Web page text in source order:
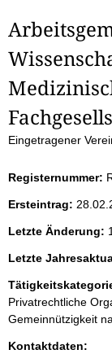
S
e
i
t
e
n
i
n
h
a
Eingetragener
Registernummer:
Ersteintrag:
Letzte Änderung:
Letzte
Privatrechtliche
Gemeinnützigkeit
Kontaktdaten: